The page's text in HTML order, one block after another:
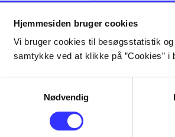
Hjemmesiden bruger cookies
Vi bruger cookies til besøgsstatistik
samtykke ved at klikke på ”Cookies”
Nødvendig
...
...
...